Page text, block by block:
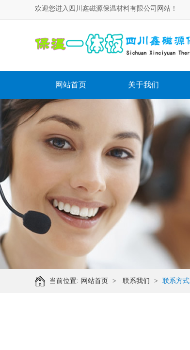
欢迎您进入四川鑫磁源保温材料有限公司网站！
网站首页 关于我们
当前位置: 网站首页 > 联系我们 > 联系方式